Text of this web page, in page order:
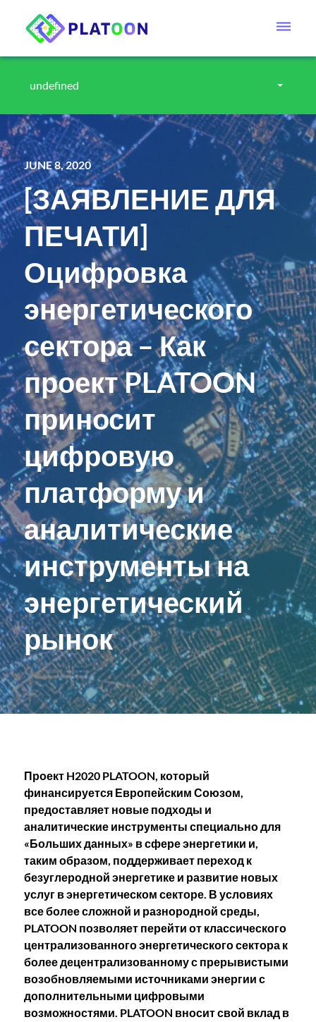
undefined
JUNE 8, 2020
[ЗАЯВЛЕНИЕ ДЛЯ
ПЕЧАТИ]
Оцифровка
энергетического
сектора – Как
проект PLATOON
приносит
цифровую
платформу и
аналитические
инструменты на
энергетический
рынок
Проект H2020 PLATOON, который
финансируется Европейским Союзом,
предоставляет новые подходы и
аналитические инструменты специально для
«Больших данных» в сфере энергетики и,
таким образом, поддерживает переход к
безуглеродной энергетике и развитие новых
услуг в энергетическом секторе. В условиях
все более сложной и разнородной среды,
PLATOON позволяет перейти от классического
централизованного энергетического сектора к
более децентрализованному с прерывистыми
возобновляемыми источниками энергии с
дополнительными цифровыми
возможностями. PLATOON вносит свой вклад в